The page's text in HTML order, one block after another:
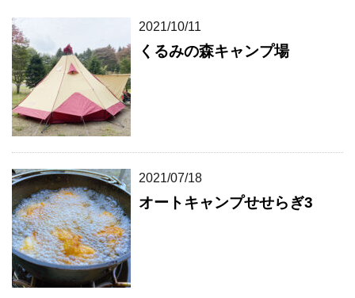
2021/10/11
くるみの森キャンプ場
2021/07/18
オートキャンプせせらぎ3